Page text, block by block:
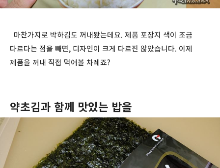
마찬가지로 박하김도 꺼내봤는데요. 제품 포장지 색이 조금
다르다는 점을 빼면, 디자인이 크게 다르진 않았습니다. 이제
제품을 꺼내 직접 먹어볼 차례죠?
약초김과 함께 맛있는 밥을